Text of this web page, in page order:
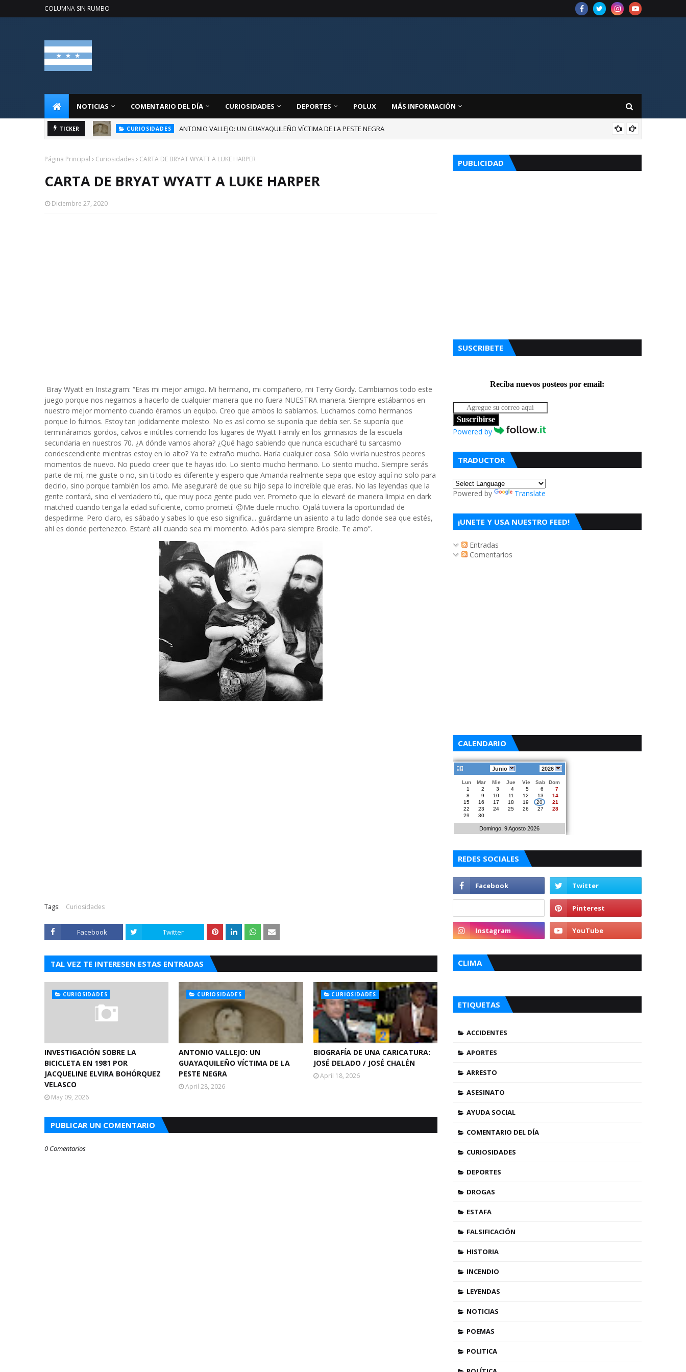
COLUMNA SIN RUMBO
NOTICIAS COMENTARIO DEL DÍA CURIOSIDADES DEPORTES POLUX MÁS INFORMACIÓN
TICKER CURIOSIDADES ANTONIO VALLEJO: UN GUAYAQUILEÑO VÍCTIMA DE LA PESTE NEGRA
Página Principal Curiosidades CARTA DE BRYAT WYATT A LUKE HARPER
CARTA DE BRYAT WYATT A LUKE HARPER
Diciembre 27, 2020
Bray Wyatt en Instagram: “Eras mi mejor amigo. Mi hermano, mi compañero, mi Terry Gordy. Cambiamos todo este
juego porque nos negamos a hacerlo de cualquier manera que no fuera NUESTRA manera. Siempre estábamos en
nuestro mejor momento cuando éramos un equipo. Creo que ambos lo sabíamos. Luchamos como hermanos
porque lo fuimos. Estoy tan jodidamente molesto. No es así como se suponía que debía ser. Se suponía que
termináramos gordos, calvos e inútiles corriendo los lugares de Wyatt Family en los gimnasios de la escuela
secundaria en nuestros 70. ¿A dónde vamos ahora? ¿Qué hago sabiendo que nunca escucharé tu sarcasmo
condescendiente mientras estoy en lo alto? Ya te extraño mucho. Haría cualquier cosa. Sólo viviría nuestros peores
momentos de nuevo. No puedo creer que te hayas ido. Lo siento mucho hermano. Lo siento mucho. Siempre serás
parte de mí, me guste o no, sin ti todo es diferente y espero que Amanda realmente sepa que estoy aquí no solo para
decirlo, sino porque también los amo. Me aseguraré de que su hijo sepa lo increíble que eras. No las leyendas que la
gente contará, sino el verdadero tú, que muy poca gente pudo ver. Prometo que lo elevaré de manera limpia en dark
matched cuando tenga la edad suficiente, como prometí. 😉Me duele mucho. Ojalá tuviera la oportunidad de
despedirme. Pero claro, es sábado y sabes lo que eso significa... guárdame un asiento a tu lado donde sea que estés,
ahí es donde pertenezco. Estaré allí cuando sea mi momento. Adiós para siempre Brodie. Te amo”.
Tags: Curiosidades
Facebook Twitter
TAL VEZ TE INTERESEN ESTAS ENTRADAS
CURIOSIDADES
INVESTIGACIÓN SOBRE LA
BICICLETA EN 1981 POR
JACQUELINE ELVIRA BOHÓRQUEZ
VELASCO
May 09, 2026
CURIOSIDADES
ANTONIO VALLEJO: UN
GUAYAQUILEÑO VÍCTIMA DE LA
PESTE NEGRA
April 28, 2026
CURIOSIDADES
BIOGRAFÍA DE UNA CARICATURA:
JOSÉ DELADO / JOSÉ CHALÉN
April 18, 2026
PUBLICAR UN COMENTARIO
0 Comentarios
PUBLICIDAD
SUSCRIBETE
Reciba nuevos posteos por email:
Suscribirse
Powered by
TRADUCTOR
Powered by Translate
¡UNETE Y USA NUESTRO FEED!
Entradas
Comentarios
CALENDARIO
Junio 2026
Lun Mar Mie Jue Vie Sab
Dom
1
2 3 4 5 6
7
8
9 10 11 12 13
14
15
16 17 18 19 20
21
22
23 24 25 26 27
28
29
30
Domingo, 9 Agosto 2026
REDES SOCIALES
CLIMA
ETIQUETAS
ACCIDENTES
APORTES
ARRESTO
ASESINATO
AYUDA SOCIAL
COMENTARIO DEL DÍA
CURIOSIDADES
DEPORTES
DROGAS
ESTAFA
FALSIFICACIÓN
HISTORIA
INCENDIO
LEYENDAS
NOTICIAS
POEMAS
POLITICA